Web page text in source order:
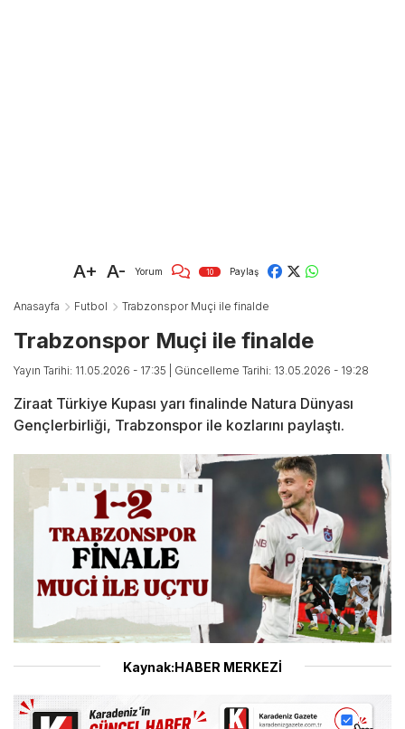
A+ A- Yorum 10 Paylaş
Anasayfa Futbol Trabzonspor Muçi ile finalde
Trabzonspor Muçi ile finalde
Yayın Tarihi: 11.05.2026 - 17:35 | Güncelleme Tarihi: 13.05.2026 - 19:28
Ziraat Türkiye Kupası yarı finalinde Natura Dünyası
Gençlerbirliği, Trabzonspor ile kozlarını paylaştı.
Kaynak:HABER MERKEZİ